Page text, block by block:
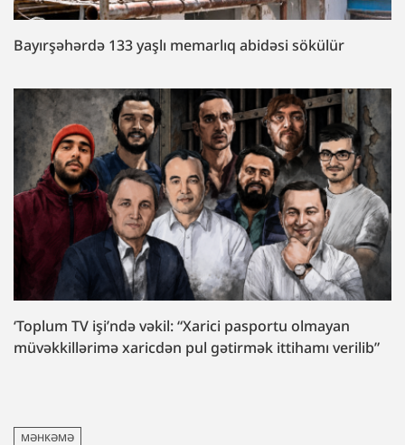
Bayırşəhərdə 133 yaşlı memarlıq abidəsi sökülür
‘Toplum TV işi’ndə vəkil: “Xarici pasportu olmayan
müvəkkillərimə xaricdən pul gətirmək ittihamı verilib”
MƏHKƏMƏ